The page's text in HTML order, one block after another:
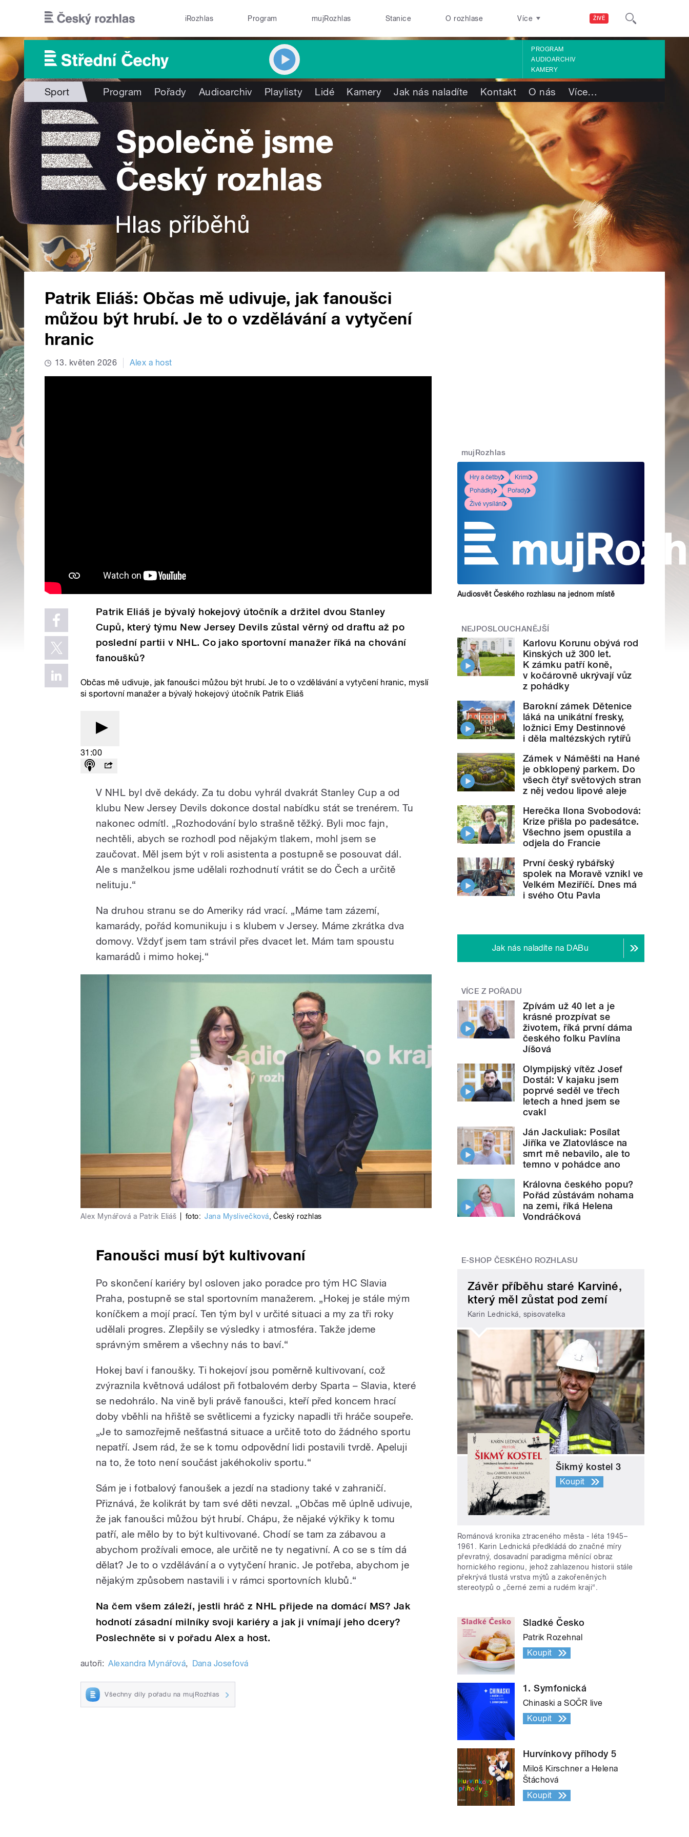
ŽIVĚ
iRozhlas Program mujRozhlas Stanice O rozhlase Více
PROGRAM
AUDIOARCHIV
KAMERY
Sport Program Pořady Audioarchiv Playlisty Lidé Kamery Jak nás naladíte Kontakt O nás Více…
Patrik Eliáš: Občas mě udivuje, jak fanoušci
můžou být hrubí. Je to o vzdělávání a vytyčení
hranic
13. květen 2026 Alex a host
Patrik Eliáš je bývalý hokejový útočník a držitel dvou Stanley
Cupů, který týmu New Jersey Devils zůstal věrný od draftu až po
poslední partii v NHL. Co jako sportovní manažer říká na chování
fanoušků?
Občas mě udivuje, jak fanoušci můžou být hrubí. Je to o vzdělávání a vytyčení hranic, myslí
si sportovní manažer a bývalý hokejový útočník Patrik Eliáš
31:00
V NHL byl dvě dekády. Za tu dobu vyhrál dvakrát Stanley Cup a od
klubu New Jersey Devils dokonce dostal nabídku stát se trenérem. Tu
nakonec odmítl. „Rozhodování bylo strašně těžký. Byli moc fajn,
nechtěli, abych se rozhodl pod nějakým tlakem, mohl jsem se
zaučovat. Měl jsem být v roli asistenta a postupně se posouvat dál.
Ale s manželkou jsme udělali rozhodnutí vrátit se do Čech a určitě
nelituju.“
Na druhou stranu se do Ameriky rád vrací. „Máme tam zázemí,
kamarády, pořád komunikuju i s klubem v Jersey. Máme zkrátka dva
domovy. Vždyť jsem tam strávil přes dvacet let. Mám tam spoustu
kamarádů i mimo hokej.“
Alex Mynářová a Patrik Eliáš foto: Jana Myslivečková,Český rozhlas
Fanoušci musí být kultivovaní
Po skončení kariéry byl osloven jako poradce pro tým HC Slavia
Praha, postupně se stal sportovním manažerem. „Hokej je stále mým
koníčkem a mojí prací. Ten tým byl v určité situaci a my za tři roky
udělali progres. Zlepšily se výsledky i atmosféra. Takže jdeme
správným směrem a všechny nás to baví.“
Hokej baví i fanoušky. Ti hokejoví jsou poměrně kultivovaní, což
zvýraznila květnová událost při fotbalovém derby Sparta – Slavia, které
se nedohrálo. Na vině byli právě fanoušci, kteří před koncem hrací
doby vběhli na hřiště se světlicemi a fyzicky napadli tři hráče soupeře.
„Je to samozřejmě nešťastná situace a určitě toto do žádného sportu
nepatří. Jsem rád, že se k tomu odpovědní lidi postavili tvrdě. Apeluji
na to, že toto není součást jakéhokoliv sportu.“
Sám je i fotbalový fanoušek a jezdí na stadiony také v zahraničí.
Přiznává, že kolikrát by tam své děti nevzal. „Občas mě úplně udivuje,
že jak fanoušci můžou být hrubí. Chápu, že nějaké výkřiky k tomu
patří, ale mělo by to být kultivované. Chodí se tam za zábavou a
abychom prožívali emoce, ale určitě ne ty negativní. A co se s tím dá
dělat? Je to o vzdělávání a o vytyčení hranic. Je potřeba, abychom je
nějakým způsobem nastavili i v rámci sportovních klubů.“
Na čem všem záleží, jestli hráč z NHL přijede na domácí MS? Jak
hodnotí zásadní milníky svoji kariéry a jak ji vnímají jeho dcery?
Poslechněte si v pořadu Alex a host.
autoři: Alexandra Mynářová, Dana Josefová
Všechny díly pořadu na mujRozhlas
mujRozhlas
Hry a četby
Krimi
Pohádky
Pořady
Živé vysílání
Audiosvět Českého rozhlasu na jednom místě
NEJPOSLOUCHANĚJŠÍ
Karlovu Korunu obývá rod
Kinských už 300 let.
K zámku patří koně,
v kočárovně ukrývají vůz
z pohádky
Barokní zámek Dětenice
láká na unikátní fresky,
ložnici Emy Destinnové
i děla maltézských rytířů
Zámek v Náměšti na Hané
je obklopený parkem. Do
všech čtyř světových stran
z něj vedou lipové aleje
Herečka Ilona Svobodová:
Krize přišla po padesátce.
Všechno jsem opustila a
odjela do Francie
První český rybářský
spolek na Moravě vznikl ve
Velkém Meziříčí. Dnes má
i svého Otu Pavla
Jak nás naladíte na DABu
VÍCE Z POŘADU
Zpívám už 40 let a je
krásné prozpívat se
životem, říká první dáma
českého folku Pavlína
Jíšová
Olympijský vítěz Josef
Dostál: V kajaku jsem
poprvé seděl ve třech
letech a hned jsem se
cvakl
Ján Jackuliak: Posílat
Jiříka ve Zlatovlásce na
smrt mě nebavilo, ale to
temno v pohádce ano
Královna českého popu?
Pořád zůstávám nohama
na zemi, říká Helena
Vondráčková
E-SHOP ČESKÉHO ROZHLASU
Závěr příběhu staré Karviné,
který měl zůstat pod zemí
Karin Lednická, spisovatelka
Šikmý kostel 3
Koupit
Románová kronika ztraceného města - léta 1945–
1961. Karin Lednická předkládá do značné míry
převratný, dosavadní paradigma měnící obraz
hornického regionu, jehož zahlazenou historii stále
překrývá tlustá vrstva mýtů a zakořeněných
stereotypů o „černé zemi a rudém kraji“.
Sladké Česko
Patrik Rozehnal
Koupit
1. Symfonická
Chinaski a SOČR live
Koupit
Hurvínkovy příhody 5
Miloš Kirschner a Helena
Štáchová
Koupit